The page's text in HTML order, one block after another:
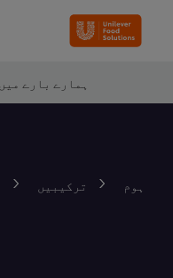
ہمارے بارے میں
ہوم ترکیبیں